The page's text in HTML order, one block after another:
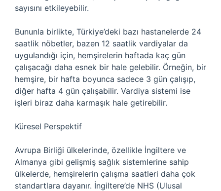
sayısını etkileyebilir.
Bununla birlikte, Türkiye’deki bazı hastanelerde 24
saatlik nöbetler, bazen 12 saatlik vardiyalar da
uygulandığı için, hemşirelerin haftada kaç gün
çalışacağı daha esnek bir hale gelebilir. Örneğin, bir
hemşire, bir hafta boyunca sadece 3 gün çalışıp,
diğer hafta 4 gün çalışabilir. Vardiya sistemi ise
işleri biraz daha karmaşık hale getirebilir.
Küresel Perspektif
Avrupa Birliği ülkelerinde, özellikle İngiltere ve
Almanya gibi gelişmiş sağlık sistemlerine sahip
ülkelerde, hemşirelerin çalışma saatleri daha çok
standartlara dayanır. İngiltere’de NHS (Ulusal